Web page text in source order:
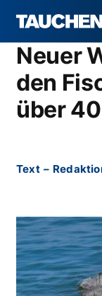
Neuer
den
über
Text –